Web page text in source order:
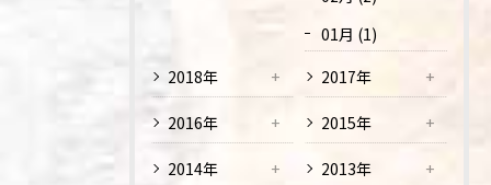
01月 (1)
2018年
2017年
2016年 2015年
2014年 2013年